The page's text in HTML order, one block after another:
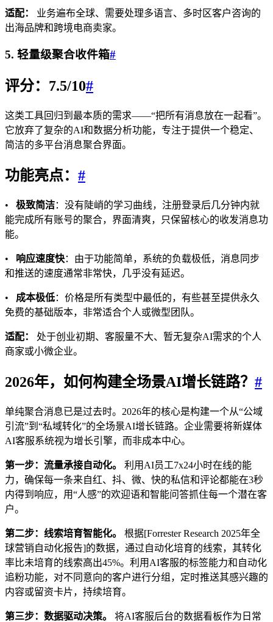
适配：
业务遍布全球、需要处理多语言、多时区客户咨询的
出海品牌和跨境电商卖家。
5. 轻量级聚合收件箱#
评分：7.5/10#
这类工具回归到最本质的需求——“把所有消息放在一起看”。
它放弃了复杂的AI和数据分析功能，专注于提供一个稳定、
简洁的多平台消息聚合界面。
功能亮点： #
• 极致简洁：没有陡峭的学习曲线，注册登录后几分钟内就
能完成所有账号的聚合，界面清爽，只保留核心的收发消息功
能。
• 响应速度快：由于功能简单，系统的负载极低，消息同步
和推送的速度通常非常快，几乎没有延迟。
• 成本极低：价格是所有类型中最低的，有些甚至提供永久
免费的基础版本，非常适合个人或微型团队。
适配：
处于创业初期、客服量不大、暂无复杂AI需求的个人
商家或小微企业。
2026年，如何构建全场景AI增长链路？ #
单纯聚合消息已是过去时。2026年的核心是构建一个从“公域
引流”到“私域转化”的全场景AI增长链路。企业需要将新媒体
AI客服系统视为增长引擎，而非成本中心。
第一步：流量承接自动化。
利用AI员工7x24小时在线的能
力，确保每一条来自红、抖、微、快的私信和评论都能在3秒
内得到响应，用“人感”的欢迎语和智能问答抓住每一个潜在客
户。
第二步：线索培育智能化。
根据[Forrester Research 2025年全
球营销自动化报告]的数据，通过自动化培育的线索，其转化
率比未培育的线索高出45%。利用AI客服的标签能力和自动化
追粉功能，对不同意向的客户进行分组，定时推送其感兴趣的
内容或留资卡片，持续培育。
第三步：数据驱动决策。
将AI客服后台的数据看板作为日常